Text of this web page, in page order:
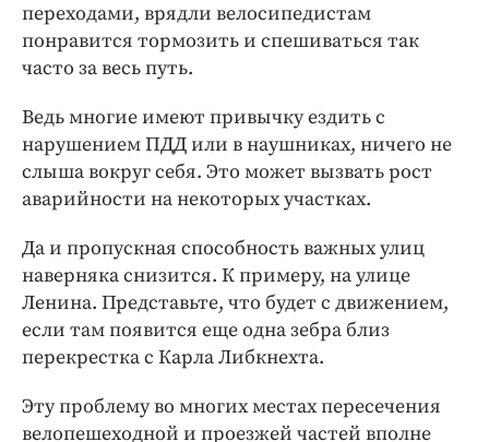
переходами, врядли велосипедистам
понравится тормозить и спешиваться так
часто за весь путь.
Ведь многие имеют привычку ездить с
нарушением ПДД или в наушниках, ничего не
слыша вокруг себя. Это может вызвать рост
аварийности на некоторых участках.
Да и пропускная способность важных улиц
наверняка снизится. К примеру, на улице
Ленина. Представьте, что будет с движением,
если там появится еще одна зебра близ
перекрестка с Карла Либкнехта.
Эту проблему во многих местах пересечения
велопешеходной и проезжей частей вполне